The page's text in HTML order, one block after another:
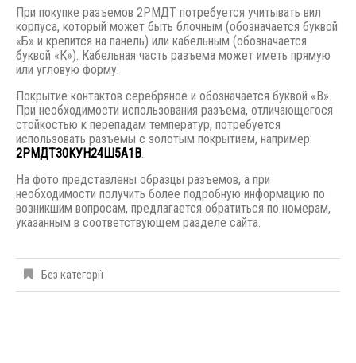
При покупке разъемов 2РМДТ потребуется учитывать вил
корпуса, который может быть блочным (обозначается буквой
«Б» и крепится на панель) или кабельным (обозначается
буквой «К»). Кабельная часть разъема может иметь прямую
или угловую форму.
Покрытие контактов серебряное и обозначается буквой «В».
При необходимости использования разъема, отличающегося
стойкостью к перепадам температур, потребуется
использовать разъемы с золотым покрытием, например:
2РМДТ30КУН24Ш5А1В.
На фото представлены образцы разъемов, а при
необходимости получить более подробную информацию по
возникшим вопросам, предлагается обратиться по номерам,
указанным в соответствующем разделе сайта.
Без категорії